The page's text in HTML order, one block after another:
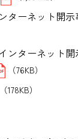
ターネット開示
ンターネット
（76KB）
（178KB）